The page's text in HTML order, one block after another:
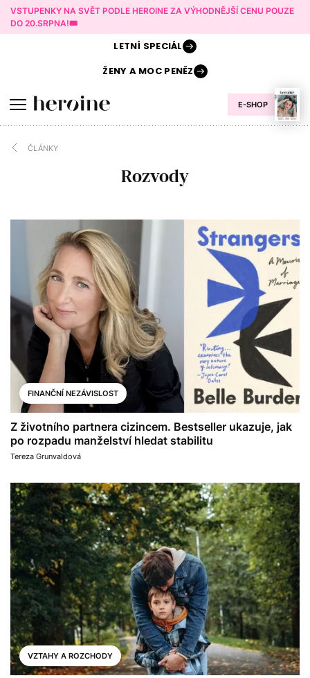
VSTUPENKY NA SVĚT PODLE HEROINE ZA VÝHODNĚJŠÍ CENU POUZE
DO 20.SRPNA!🎟️
E-SHOP
LETNÍ SPECIÁL
ŽENY AMOC PENĚZ
ČLÁNKY
Rozvody
FINANČNÍ NEZÁVISLOST
Z životního partnera cizincem. Bestseller ukazuje, jak
po rozpadu manželství hledat stabilitu
Tereza Grunvaldová
VZTAHY A ROZCHODY